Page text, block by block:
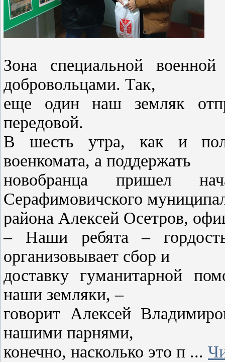
Зона специальной военной
добровольцами. Так,
еще один наш земляк
передовой.
В шесть утра, как и
военкомата, а поддержать
новобранца пришел
Серафимовичского
района Алексей Осетров,
– Наши ребята –
организовывает сбор и
доставку гуманитарной
наши земляки, –
говорит Алексей
нашими парнями,
конечно, насколько это п ...